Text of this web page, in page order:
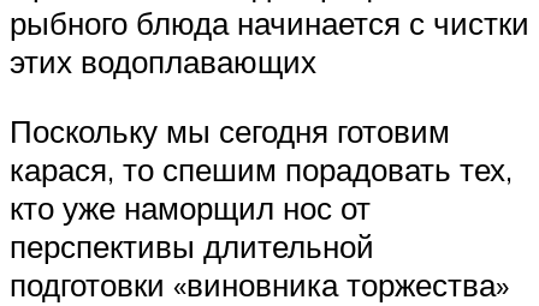
рыбного блюда начинается с чистки
этих водоплавающих
Поскольку мы сегодня готовим
карася, то спешим порадовать тех,
кто уже наморщил нос от
перспективы длительной
подготовки «виновника торжества»